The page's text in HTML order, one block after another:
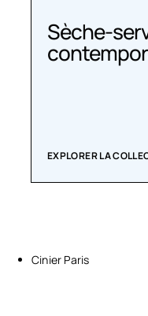
Sèche-
EXPLORER LA
Cinier Paris